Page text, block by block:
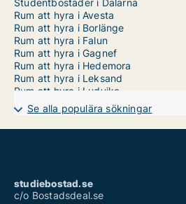
Studentbostäder i Dalarna
Rum att hyra i Avesta
Rum att hyra i Borlänge
Rum att hyra i Falun
Rum att hyra i Gagnef
Rum att hyra i Hedemora
Rum att hyra i Leksand
Rum att hyra i Ludvika
Rum att hyra i Malung-Sälen
Rum att hyra i Mora
Rum att hyra i Orsa
Rum att hyra i Vansbro
Rum att hyra i Älvdalen
Se alla populära sökningar
studiebostad.se
c/o Bostadsdeal.se